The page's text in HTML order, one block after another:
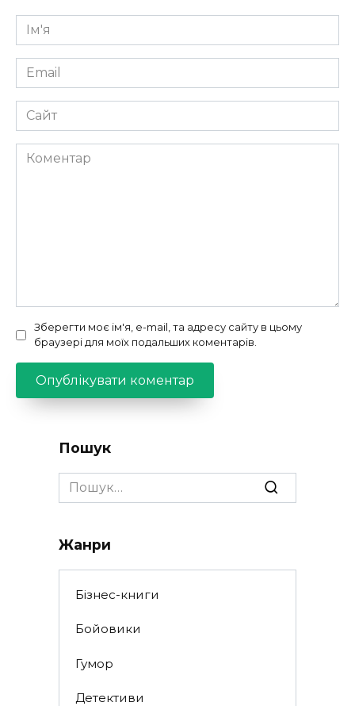
Ім'я
*
Email
*
Сайт
Коментар
Зберегти моє ім'я, e-mail, та адресу сайту в цьому
браузері для моїх подальших коментарів.
Пошук
Search
for:
Жанри
Бізнес-книги
Бойовики
Гумор
Детективи